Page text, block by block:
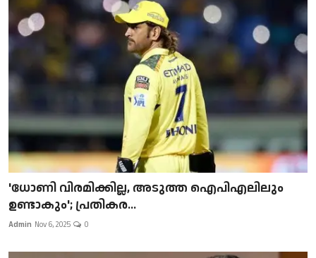
'ധോണി വിരമിക്കില്ല, അടുത്ത ഐപിഎലിലും
ഉണ്ടാകും'; പ്രതികര...
Admin Nov 6, 2025 0